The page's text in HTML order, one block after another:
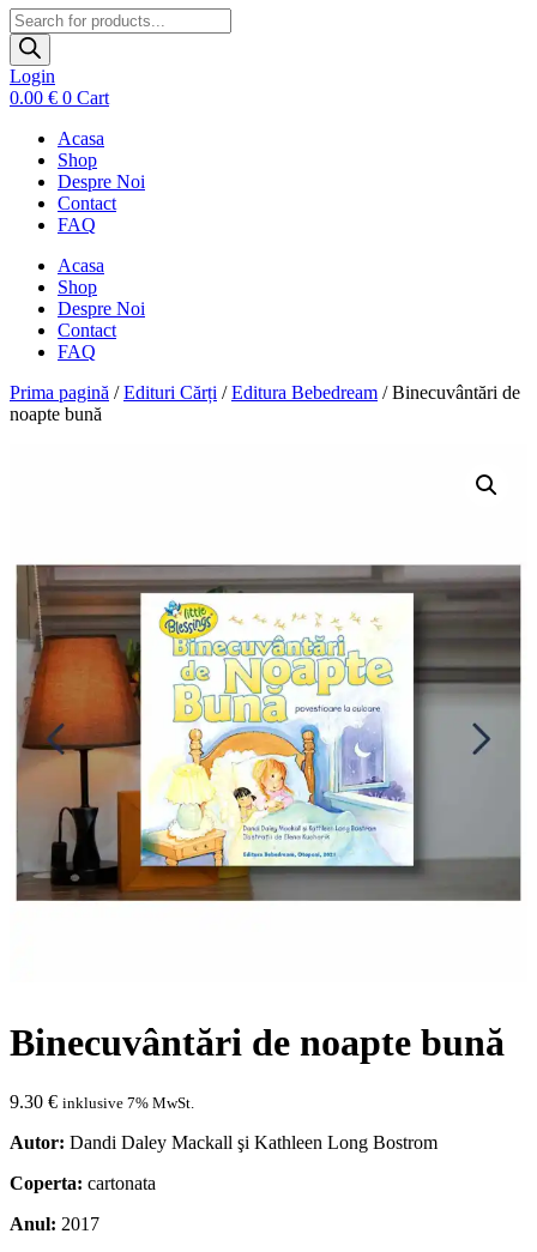
Products
search
Login
0.00 € 0 Cart
Acasa
Shop
Despre Noi
Contact
FAQ
Acasa
Shop
Despre Noi
Contact
FAQ
Prima pagină /Edituri Cărți /Editura Bebedream / Binecuvântări de
noapte bună
Binecuvântări de noapte bună
9.30 € inklusive 7% MwSt.
Autor: Dandi Daley Mackall şi Kathleen Long Bostrom
Coperta: cartonata
Anul: 2017